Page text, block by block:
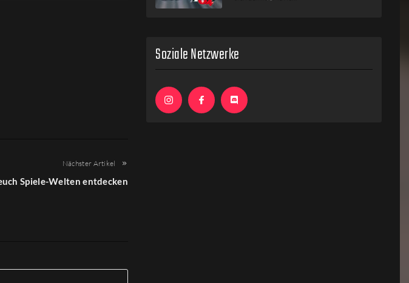
Nächster Artikel
Spiele-Welten entdecken
Soziale Netzwerke